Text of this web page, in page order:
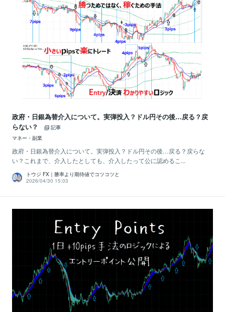
政府・日銀為替介入について。実弾投入？ドル円その後…戻る？戻
らない？
記事
マネー・副業
政府・日銀為替介入について。実弾投入？ドル円その後…戻る？戻らな
い？これまで、介入したとしても、介入したって公に認めるこ...
トウジ FX｜勝率より期待値でコツコツと
2026/04/30 15:03